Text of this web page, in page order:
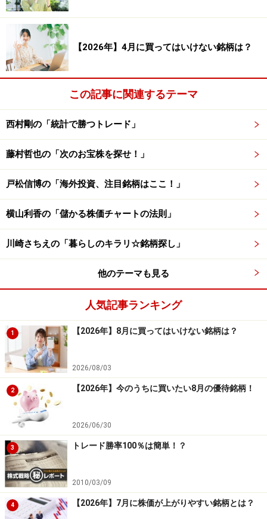
（2）食品・飲料詰め合わせ（4500円相当）
（3）サッポログループネットショップ限定ECクーポン
（4500円相当）
（4）社会貢献活動への寄付（3000円相当）
◆200株以上
サッポロライオンチェーン等の優待券5枚
サッポロホールディングス＜2501＞の優待は、自社製品
であるビール、食品・飲料水などの詰め合わせ、子会社
るでしょう。優待権利確定日に近づくほど投資家の注目
を浴び、買いが入りやすい傾向があるといえます。
では、同社株を今のうちに購入した場合、どのようなパ
フォーマンスになるか検証してみましょう。今回は、同
た場合の検証を行います。この検証のとおりに売買をす
ると、株主優待は取れませんが、売買益のパフォーマン
スの大きさを確認することができます。
■検証結果■
【2026年】4月に買ってはいけない銘柄は？
この記事に関連するテーマ
西村剛の「統計で勝つトレード」
藤村哲也の「次のお宝株を探せ！」
戸松信博の「海外投資、注目銘柄はここ！」
横山利香の「儲かる株価チャートの法則」
川崎さちえの「暮らしのキラリ☆銘柄探し」
他のテーマも見る
人気記事ランキング
1 【2026年】8月に買ってはいけない銘柄は？
2026/08/03
2 【2026年】今のうちに買いたい8月の優待銘柄！
2026/06/30
3 トレード勝率100％は簡単！？
2010/03/09
4 【2026年】7月に株価が上がりやすい銘柄とは？